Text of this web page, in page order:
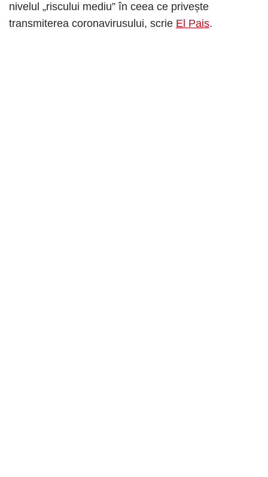
nivelul „riscului mediu” în ceea ce privește
transmiterea coronavirusului, scrie El Pais.